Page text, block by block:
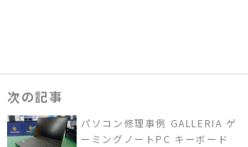
次の記事
パソコン修理事例 GALLERIA ゲ
ーミングノートPC キーボード